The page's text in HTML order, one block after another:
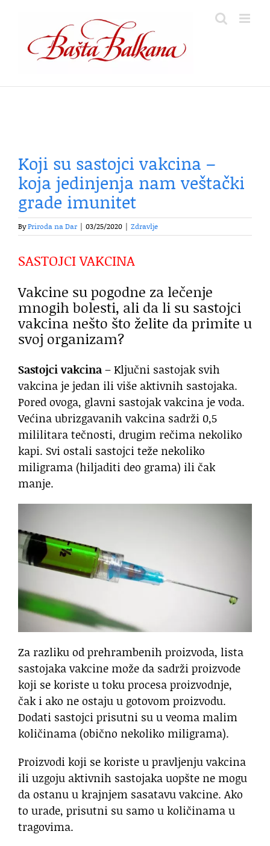
content
Koji su sastojci vakcina –
koja jedinjenja nam veštački
grade imunitet
ByPriroda na Dar 03/25/2020 Zdravlje
SASTOJCI VAKCINA
Vakcine su pogodne za lečenje
mnogih bolesti, ali da li su sastojci
vakcina nešto što želite da primite u
svoj organizam?
Sastojci vakcina– Ključni sastojak svih
vakcina je jedan ili više aktivnih sastojaka.
Pored ovoga, glavni sastojak vakcina je voda.
Većina ubrizgavanih vakcina sadrži 0,5
mililitara tečnosti, drugim rečima nekoliko
kapi. Svi ostali sastojci teže nekoliko
miligrama (hiljaditi deo grama) ili čak
manje.
Za razliku od prehrambenih proizvoda, lista
sastojaka vakcine može da sadrži proizvode
koji se koriste u toku procesa proizvodnje,
čak i ako ne ostaju u gotovom proizvodu.
Dodati sastojci prisutni su u veoma malim
količinama (obično nekoliko miligrama).
Proizvodi koji se koriste u pravljenju vakcina
ili uzgoju aktivnih sastojaka uopšte ne mogu
da ostanu u krajnjem sasatavu vakcine. Ako
to urade, prisutni su samo u količinama u
tragovima.